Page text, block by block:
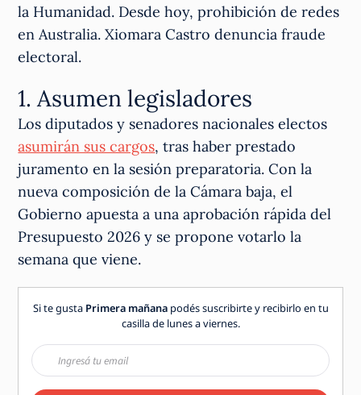
la Humanidad. Desde hoy, prohibición de redes
en Australia. Xiomara Castro denuncia fraude
electoral.
1. Asumen legisladores
Los diputados y senadores nacionales electos
asumirán sus cargos, tras haber prestado
juramento en la sesión preparatoria. Con la
nueva composición de la Cámara baja, el
Gobierno apuesta a una aprobación rápida del
Presupuesto 2026 y se propone votarlo la
semana que viene.
Si te gusta Primera mañanapodés suscribirte y recibirlo en tu
casilla de lunes a viernes.